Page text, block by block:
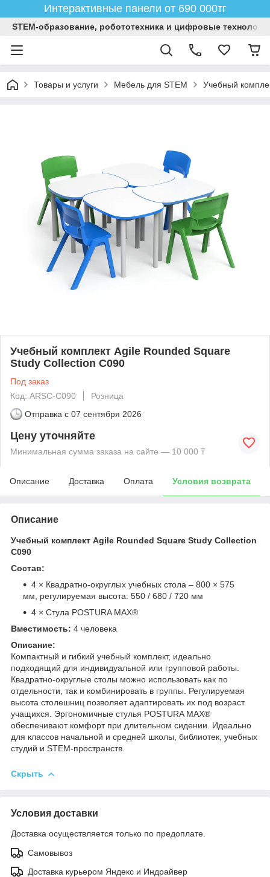
Интерактивные панели от 690 000тг
STEM-образование, робототехника и цифровые
Товары и услуги Мебель для STEM Учебный
Учебный комплект Agile Rounded Square
Study Collection C090
Под заказ
Код: ARSC-C090
Розница
Отправка с 07 сентября 2026
Цену уточняйте
Минимальная сумма заказа на сайте — 10 000 ₸
Описание Доставка Оплата Условия возврата
Описание
Учебный комплект Agile Rounded Square Study Collection
C090
Состав:
4 × Квадратно-округлых учебных стола – 800 × 575
мм, регулируемая высота: 550 / 680 / 720 мм
4 × Стула POSTURA MAX®
Вместимость: 4 человека
Описание:
Компактный и гибкий учебный комплект, идеально
подходящий для индивидуальной или групповой работы.
Квадратно-округлые столы можно использовать как по
отдельности, так и комбинировать в группы. Регулируемая
высота столешниц позволяет адаптировать их под возраст
учащихся. Эргономичные стулья POSTURA MAX®
обеспечивают комфорт при длительном сидении. Идеально
для классов начальной и средней школы, библиотек, учебных
студий и STEM-пространств.
Скрыть
Условия доставки
Доставка осуществляется только по предоплате.
Самовывоз
Доставка курьером Яндекс и Индрайвер